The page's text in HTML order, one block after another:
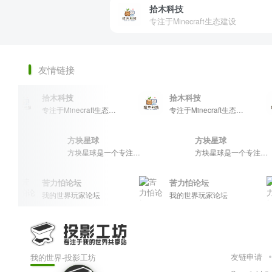
拾木科技
专注于Minecraft生态建设
友情链接
拾木科技
专注于Minecraft生态建设
拾木科技
专注于Minecraft生态建设
方块星球 方块星球
苦力怕论坛
我的世界玩家论坛
苦力怕论坛
我的世界玩家论坛
我的世界-投影工坊 友链申请